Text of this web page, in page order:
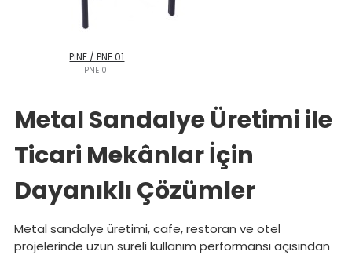
PİNE / PNE 01
PNE 01
Metal Sandalye Üretimi ile
Ticari Mekânlar İçin
Dayanıklı Çözümler
Metal sandalye üretimi, cafe, restoran ve otel
projelerinde uzun süreli kullanım performansı açısından